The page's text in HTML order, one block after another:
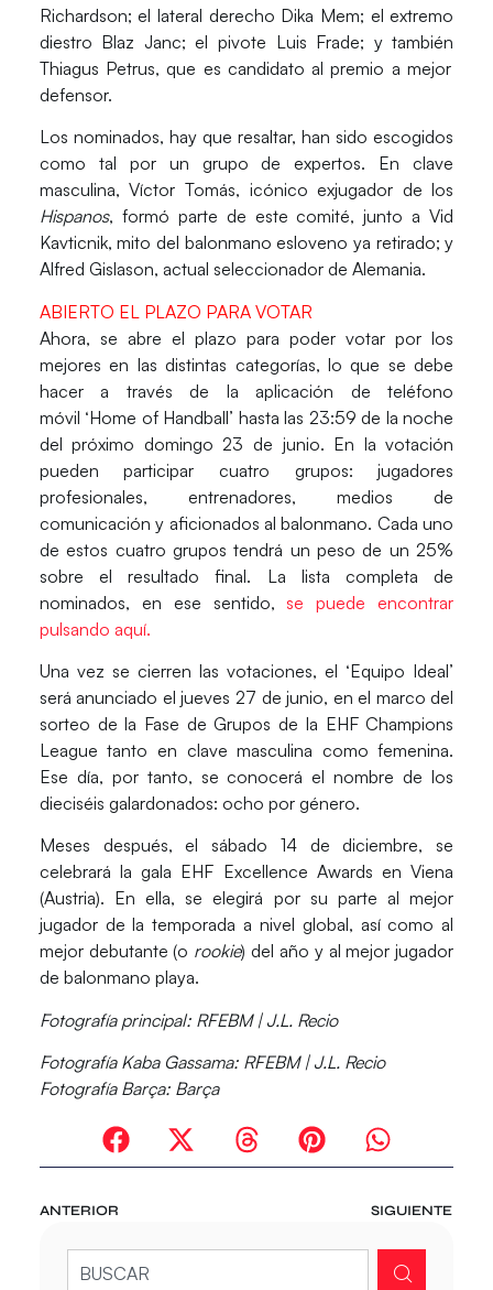
Richardson; el lateral derecho Dika Mem; el extremo
diestro Blaz Janc; el pivote Luis Frade; y también
Thiagus Petrus,que es candidato al premio a mejor
defensor.
Los nominados, hay que resaltar, han sido escogidos
como tal por un grupo de expertos. En clave
masculina,Víctor Tomás, icónico exjugador de los
Hispanos, formó parte de este comité, junto aVid
Kavticnik, mito del balonmano esloveno ya retirado; y
Alfred Gislason, actual seleccionador de Alemania.
ABIERTO EL PLAZO PARA VOTAR
Ahora, se abre el plazopara podervotarpor los
mejoresen las distintas categorías, lo que se debe
hacer a través de la aplicación de teléfono
móvil ‘Home of Handball’ hasta las 23:59 de la noche
del próximo domingo 23 de junio. En la votación
pueden participar cuatro grupos: jugadores
profesionales, entrenadores, medios de
comunicación y aficionados al balonmano. Cada uno
de estos cuatro grupos tendrá un peso de un 25%
sobre el resultado final. La lista completa de
nominados, en ese sentido, se puede encontrar
pulsando aquí.
Una vez se cierren las votaciones, el ‘Equipo Ideal’
será anunciado el jueves 27 de junio, en el marco del
sorteo de la Fase de Grupos de la EHF Champions
Leaguetanto en clave masculina comofemenina.
Ese día, por tanto, se conocerá el nombre de los
dieciséis galardonados: ocho por género.
Meses después, el sábado 14 de diciembre, se
celebrará la gala EHF Excellence Awards en Viena
(Austria). En ella, se elegirá por su parte almejor
jugador de la temporada a nivel global, así como al
mejor debutante (o rookie) del año y almejor jugador
de balonmano playa.
Fotografía principal: RFEBM | J.L. Recio
Fotografía Kaba Gassama: RFEBM | J.L. Recio
Fotografía Barça: Barça
ANTERIOR SIGUIENTE